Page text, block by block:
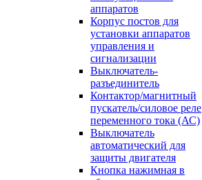
аппаратов
Корпус постов для
установки аппаратов
управления и
сигнализации
Выключатель-
разъединитель
Контактор/магнитный
пускатель/силовое реле
переменного тока (АС)
Выключатель
автоматический для
защиты двигателя
Кнопка нажимная в